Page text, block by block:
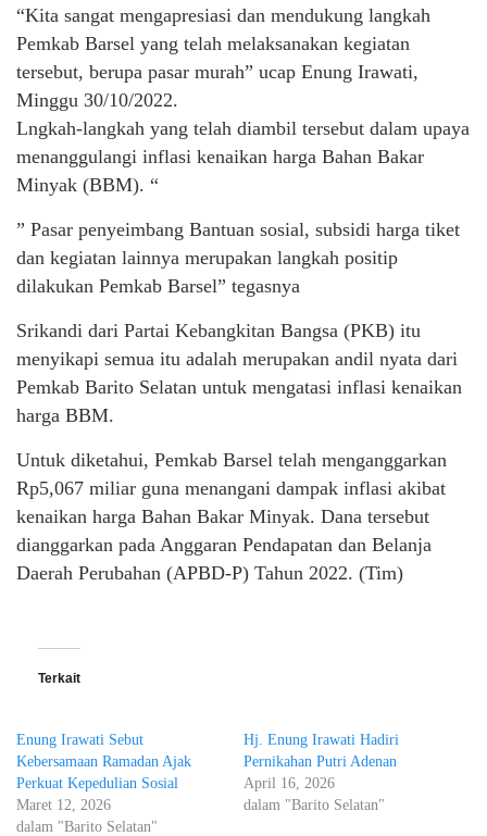
“Kita sangat mengapresiasi dan mendukung langkah
Pemkab Barsel yang telah melaksanakan kegiatan
tersebut, berupa pasar murah” ucap Enung Irawati,
Minggu 30/10/2022.
Lngkah-langkah yang telah diambil tersebut dalam upaya
menanggulangi inflasi kenaikan harga Bahan Bakar
Minyak (BBM). “
” Pasar penyeimbang Bantuan sosial, subsidi harga tiket
dan kegiatan lainnya merupakan langkah positip
dilakukan Pemkab Barsel” tegasnya
Srikandi dari Partai Kebangkitan Bangsa (PKB) itu
menyikapi semua itu adalah merupakan andil nyata dari
Pemkab Barito Selatan untuk mengatasi inflasi kenaikan
harga BBM.
Untuk diketahui, Pemkab Barsel telah menganggarkan
Rp5,067 miliar guna menangani dampak inflasi akibat
kenaikan harga Bahan Bakar Minyak. Dana tersebut
dianggarkan pada Anggaran Pendapatan dan Belanja
Daerah Perubahan (APBD-P) Tahun 2022. (Tim)
Terkait
Enung Irawati Sebut
Kebersamaan Ramadan Ajak
Perkuat Kepedulian Sosial
Maret 12, 2026
dalam "Barito Selatan"
Hj. Enung Irawati Hadiri
Pernikahan Putri Adenan
April 16, 2026
dalam "Barito Selatan"